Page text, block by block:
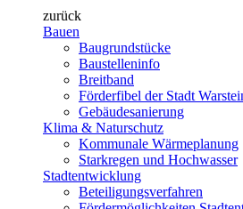
zurück
Bauen
Baugrundstücke
Baustelleninfo
Breitband
Förderfibel der Stadt
Gebäudesanierung
Klima & Naturschutz
Kommunale Wärmeplanung
Starkregen und Hochwasser
Stadtentwicklung
Beteiligungsverfahren